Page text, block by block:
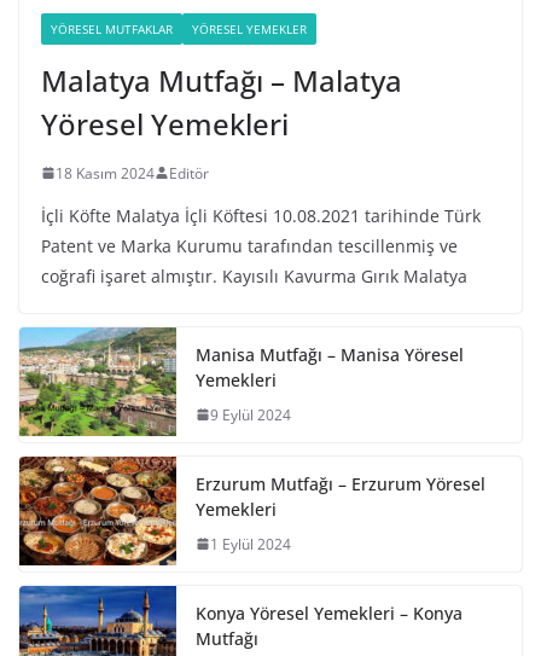
YÖRESEL MUTFAKLAR YÖRESEL YEMEKLER
Malatya Mutfağı – Malatya
Yöresel Yemekleri
18 Kasım 2024 Editör
İçli Köfte Malatya İçli Köftesi 10.08.2021 tarihinde Türk
Patent ve Marka Kurumu tarafından tescillenmiş ve
coğrafi işaret almıştır. Kayısılı Kavurma Gırık Malatya
Manisa Mutfağı – Manisa Yöresel
Yemekleri
9 Eylül 2024
Erzurum Mutfağı – Erzurum Yöresel
Yemekleri
1 Eylül 2024
Konya Yöresel Yemekleri – Konya
Mutfağı